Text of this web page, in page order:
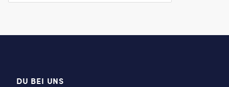
DU BEI UNS